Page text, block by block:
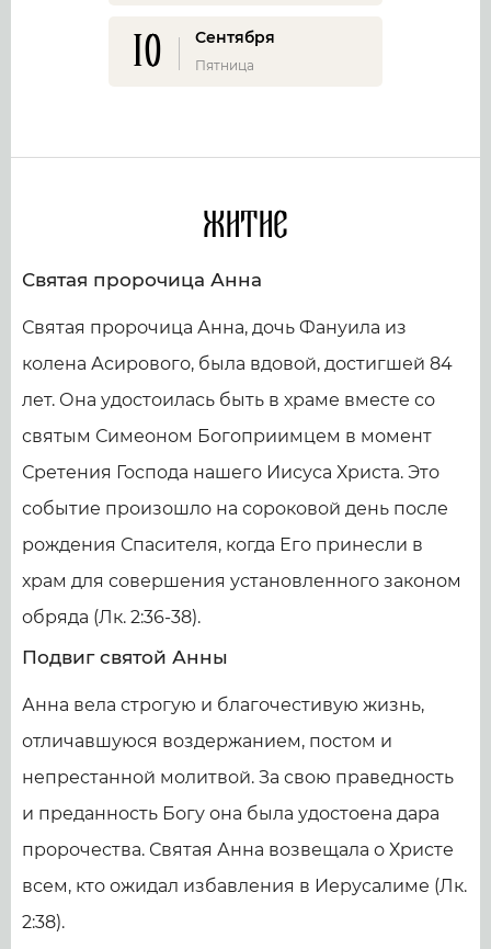
10 Сентября
Пятница
Житие
Святая пророчица Анна
Святая пророчица Анна, дочь Фануила из
колена Асирового, была вдовой, достигшей 84
лет. Она удостоилась быть в храме вместе со
святым Симеоном Богоприимцем в момент
Сретения Господа нашего Иисуса Христа. Это
событие произошло на сороковой день после
рождения Спасителя, когда Его принесли в
храм для совершения установленного законом
обряда (Лк. 2:36-38).
Подвиг святой Анны
Анна вела строгую и благочестивую жизнь,
отличавшуюся воздержанием, постом и
непрестанной молитвой. За свою праведность
и преданность Богу она была удостоена дара
пророчества. Святая Анна возвещала о Христе
всем, кто ожидал избавления в Иерусалиме (Лк.
2:38).